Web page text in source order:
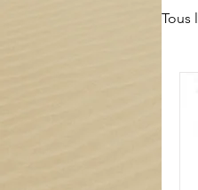
Tous